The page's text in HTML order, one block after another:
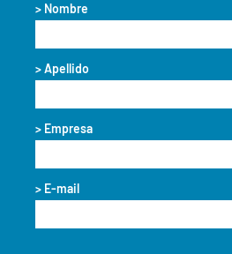
> Nombre
> Apellido
> Empresa
> E-mail